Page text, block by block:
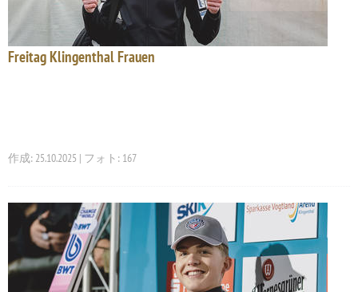
Freitag Klingenthal Frauen
作成: 25.10.2025 | フォト: 167